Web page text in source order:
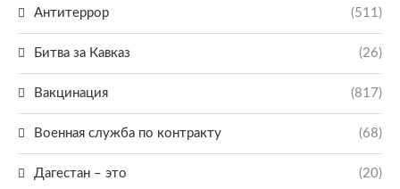
Антитеррор (511)
Битва за Кавказ (26)
Вакцинация (817)
Военная служба по контракту (68)
Дагестан – это (20)